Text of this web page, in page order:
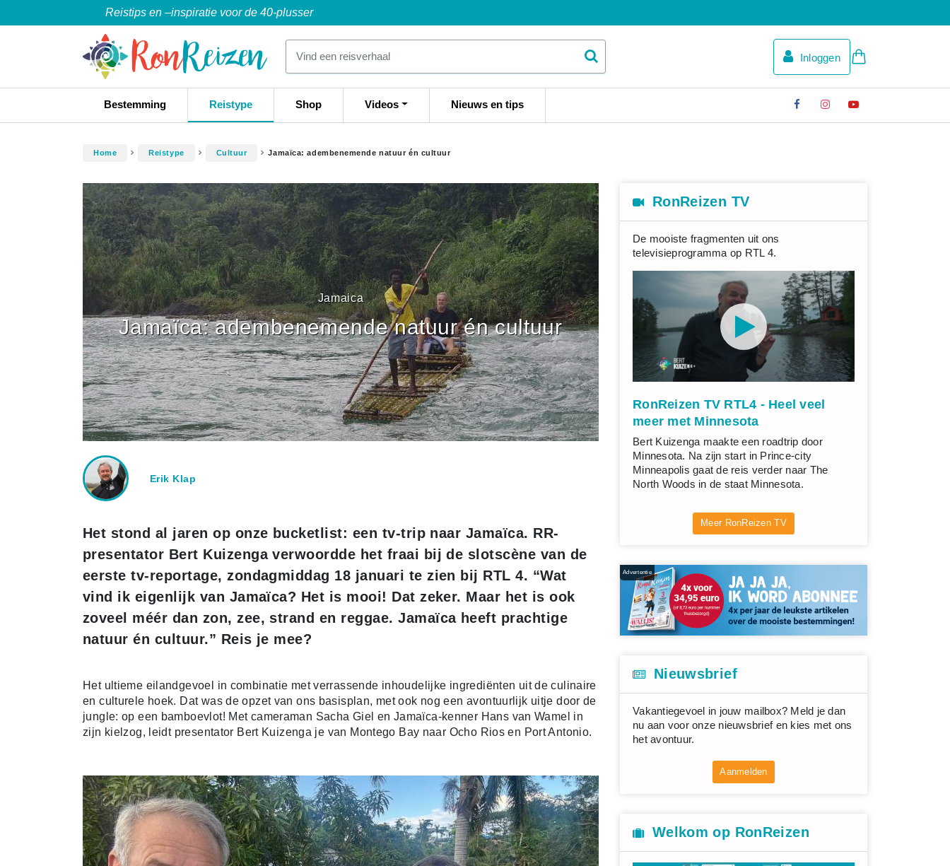
Reistips en –inspiratie voor de 40-plusser
Inloggen
Bestemming Reistype Shop Videos Nieuws en tips
Home Reistype Cultuur Jamaïca: adembenemende natuur én cultuur
Jamaica
Jamaïca: adembenemende natuur én cultuur
Erik Klap
Het stond al jaren op onze bucketlist: een tv-trip naar Jamaïca. RR-
presentator Bert Kuizenga verwoordde het fraai bij de slotscène van de
eerste tv-reportage, zondagmiddag 18 januari te zien bij RTL 4. “Wat
vind ik eigenlijk van Jamaïca? Het is mooi! Dat zeker. Maar het is ook
zoveel méér dan zon, zee, strand en reggae. Jamaïca heeft prachtige
natuur én cultuur.” Reis je mee?
Het ultieme eilandgevoel in combinatie met verrassende inhoudelijke ingrediënten uit de culinaire
en culturele hoek. Dat was de opzet van ons basisplan, met ook nog een avontuurlijk uitje door de
jungle: op een bamboevlot! Met cameraman Sacha Giel en Jamaïca-kenner Hans van Wamel in
zijn kielzog, leidt presentator Bert Kuizenga je van Montego Bay naar Ocho Rios en Port Antonio.
RonReizen TV
De mooiste fragmenten uit ons
televisieprogramma op RTL 4.
RonReizen TV RTL4 - Heel veel
meer met Minnesota
Bert Kuizenga maakte een roadtrip door
Minnesota. Na zijn start in Prince-city
Minneapolis gaat de reis verder naar The
North Woods in de staat Minnesota.
Meer RonReizen TV
Advertentie
Nieuwsbrief
Vakantiegevoel in jouw mailbox? Meld je dan
nu aan voor onze nieuwsbrief en kies met ons
het avontuur.
Aanmelden
Welkom op RonReizen